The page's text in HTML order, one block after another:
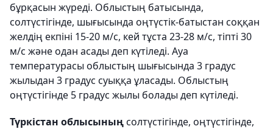
бұрқасын жүреді. Облыстың батысында,
солтүстігінде, шығысында оңтүстік-батыстан соққан
желдің екпіні 15-20 м/с, кей тұста 23-28 м/с, тіпті 30
м/с және одан асады деп күтіледі. Ауа
температурасы облыстың шығысында 3 градус
жылыдан 3 градус суыққа ұласады. Облыстың
оңтүстігінде 5 градус жылы болады деп күтіледі.
Түркістан облысыныңсолтүстігінде, оңтүстігінде,